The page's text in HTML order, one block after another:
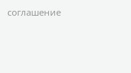
соглашение